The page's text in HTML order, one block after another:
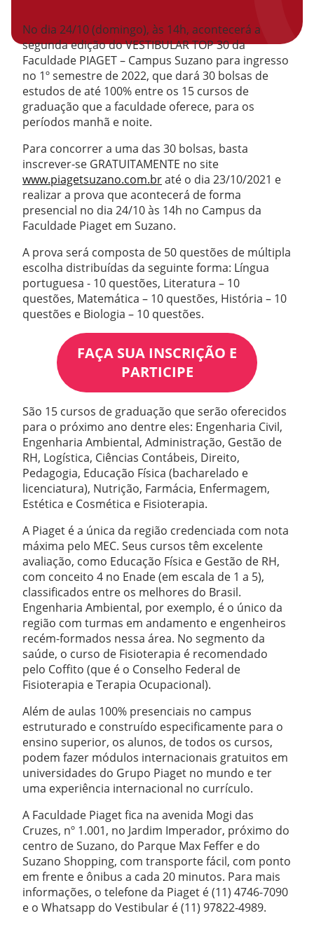
No dia 24/10 (domingo), às 14h, acontecerá a
segunda edição do VESTIBULAR TOP 30 da
Faculdade PIAGET – Campus Suzano para ingresso
no 1º semestre de 2022, que dará 30 bolsas de
estudos de até 100% entre os 15 cursos de
graduação que a faculdade oferece, para os
períodos manhã e noite.
Para concorrer a uma das 30 bolsas, basta
inscrever-se GRATUITAMENTE no site
www.piagetsuzano.com.braté o dia 23/10/2021 e
realizar a prova que acontecerá de forma
presencial no dia 24/10 às 14h no Campus da
Faculdade Piaget em Suzano.
A prova será composta de 50 questões de múltipla
escolha distribuídas da seguinte forma: Língua
portuguesa - 10 questões, Literatura – 10
questões, Matemática – 10 questões, História – 10
questões e Biologia – 10 questões.
FAÇA SUA INSCRIÇÃO E
PARTICIPE
São 15 cursos de graduação que serão oferecidos
para o próximo ano dentre eles: Engenharia Civil,
Engenharia Ambiental, Administração, Gestão de
RH, Logística, Ciências Contábeis, Direito,
Pedagogia, Educação Física (bacharelado e
licenciatura), Nutrição, Farmácia, Enfermagem,
Estética e Cosmética e Fisioterapia.
A Piaget é a única da região credenciada com nota
máxima pelo MEC. Seus cursos têm excelente
avaliação, como Educação Física e Gestão de RH,
com conceito 4 no Enade (em escala de 1 a 5),
classificados entre os melhores do Brasil.
Engenharia Ambiental, por exemplo, é o único da
região com turmas em andamento e engenheiros
recém-formados nessa área. No segmento da
saúde, o curso de Fisioterapia é recomendado
pelo Coffito (que é o Conselho Federal de
Fisioterapia e Terapia Ocupacional).
Além de aulas 100% presenciais no campus
estruturado e construído especificamente para o
ensino superior, os alunos, de todos os cursos,
podem fazer módulos internacionais gratuitos em
universidades do Grupo Piaget no mundo e ter
uma experiência internacional no currículo.
A Faculdade Piaget fica na avenida Mogi das
Cruzes, nº 1.001, no Jardim Imperador, próximo do
centro de Suzano, do Parque Max Feffer e do
Suzano Shopping, com transporte fácil, com ponto
em frente e ônibus a cada 20 minutos. Para mais
informações, o telefone da Piaget é (11) 4746-7090
e o Whatsapp do Vestibular é (11) 97822-4989.